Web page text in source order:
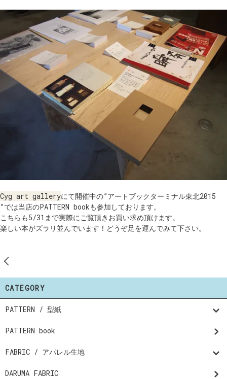
Cyg art galleryにて開催中の”アートブックターミナル東北2015
”では当店のPATTERN bookも参加しております。
こちらも5/31まで実際にご覧頂きお買い求め頂けます。
楽しい本がズラリ並んでいます！どうぞ足を運んでみて下さい。
CATEGORY
PATTERN / 型紙
PATTERN book
FABRIC / アパレル生地
DARUMA FABRIC